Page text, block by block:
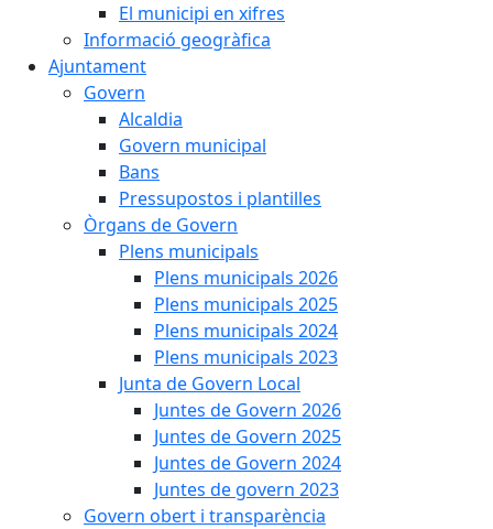
El municipi en xifres
Informació geogràfica
Ajuntament
Govern
Alcaldia
Govern municipal
Bans
Pressupostos i plantilles
Òrgans de Govern
Plens municipals
Plens municipals 2026
Plens municipals 2025
Plens municipals 2024
Plens municipals 2023
Junta de Govern Local
Juntes de Govern 2026
Juntes de Govern 2025
Juntes de Govern 2024
Juntes de govern 2023
Govern obert i transparència